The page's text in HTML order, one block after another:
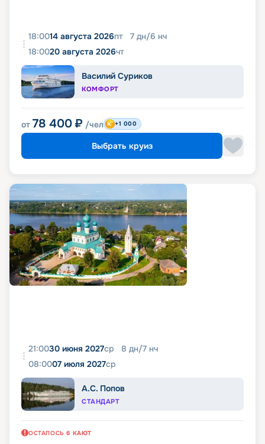
18:0014 августа 2026пт 7 дн/6 нч
18:0020 августа 2026чт
Василий Суриков
КОМФОРТ
от 78 400 ₽ /чел +1 000
Выбрать круиз
21:0030 июня 2027ср 8 дн/7 нч
08:0007 июля 2027ср
А.С. Попов
СТАНДАРТ
ОСТАЛОСЬ 6 КАЮТ